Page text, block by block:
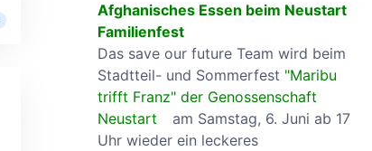
Afghanisches Essen beim Neustart
Familienfest
Das save our future Team wird beim
Stadtteil- und Sommerfest "Maribu
trifft Franz" der Genossenschaft
Neustart
am Samstag, 6. Juni ab 17
Uhr wieder ein leckeres